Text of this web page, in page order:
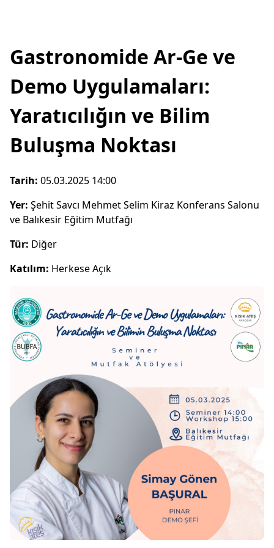
Gastronomide Ar-Ge ve
Demo Uygulamaları:
Yaratıcılığın ve Bilim
Buluşma Noktası
Tarih: 05.03.2025 14:00
Yer: Şehit Savcı Mehmet Selim Kiraz Konferans Salonu
ve Balıkesir Eğitim Mutfağı
Tür: Diğer
Katılım: Herkese Açık